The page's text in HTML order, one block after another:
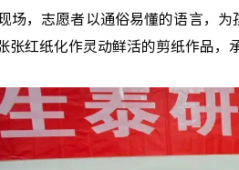
场，志愿者以通俗易懂的语言，
张红纸化作灵动鲜活的剪纸作品，